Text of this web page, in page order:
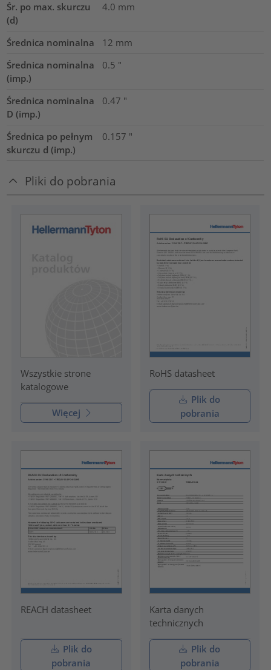
Śr. po max. skurczu
(d)
4.0 mm
Średnica nominalna 12 mm
Średnica nominalna
(imp.)
0.5 "
Średnica nominalna
D (imp.)
0.47 "
Średnica po pełnym
skurczu d (imp.)
0.157 "
Pliki do pobrania
Wszystkie strone
katalogowe
Więcej
RoHS datasheet
Plik do
pobrania
REACH datasheet
Plik do
pobrania
Karta danych
technicznych
Plik do
pobrania